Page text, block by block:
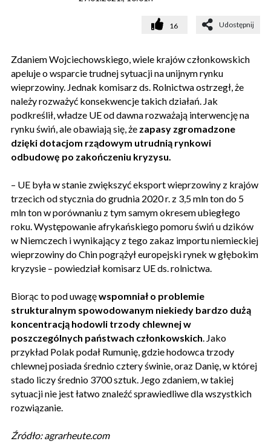
16 Udostępnij
Zdaniem Wojciechowskiego, wiele krajów członkowskich
apeluje o wsparcie trudnej sytuacji na unijnym rynku
wieprzowiny. Jednak komisarz ds. Rolnictwa ostrzegł, że
należy rozważyć konsekwencje takich działań. Jak
podkreślił, władze UE od dawna rozważają interwencję na
rynku świń, ale obawiają się, że zapasy zgromadzone
dzięki dotacjom rządowym utrudnią rynkowi
odbudowę po zakończeniu kryzysu.
– UE była w stanie zwiększyć eksport wieprzowiny z krajów
trzecich od stycznia do grudnia 2020 r. z 3,5 mln ton do 5
mln ton w porównaniu z tym samym okresem ubiegłego
roku. Występowanie afrykańskiego pomoru świń u dzików
w Niemczech i wynikający z tego zakaz importu niemieckiej
wieprzowiny do Chin pogrążył europejski rynek w głębokim
kryzysie – powiedział komisarz UE ds. rolnictwa.
Biorąc to pod uwagęwspomniał o problemie
strukturalnym spowodowanym niekiedy bardzo dużą
koncentracją hodowli trzody chlewnej w
poszczególnych państwach członkowskich . Jako
przykład Polak podał Rumunię, gdzie hodowca trzody
chlewnej posiada średnio cztery świnie, oraz Danię, w której
stado liczy średnio 3700 sztuk. Jego zdaniem, w takiej
sytuacji nie jest łatwo znaleźć sprawiedliwe dla wszystkich
rozwiązanie.
Źródło: agrarheute.com